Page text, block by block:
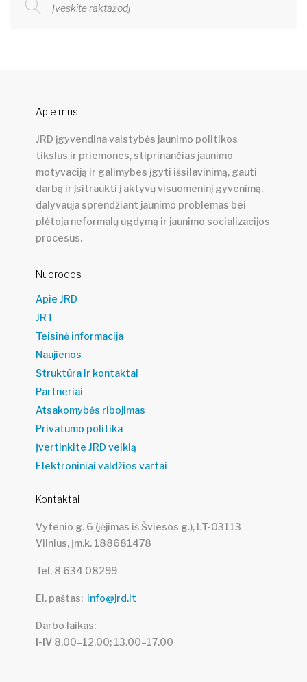
Apie mus
JRD įgyvendina valstybės jaunimo politikos
tikslus ir priemones, stiprinančias jaunimo
motyvaciją ir galimybes įgyti išsilavinimą, gauti
darbą ir įsitraukti į aktyvų visuomeninį gyvenimą,
dalyvauja sprendžiant jaunimo problemas bei
plėtoja neformalų ugdymą ir jaunimo socializacijos
procesus.
Nuorodos
Apie JRD
JRT
Teisinė informacija
Naujienos
Struktūra ir kontaktai
Partneriai
Atsakomybės ribojimas
Privatumo politika
Įvertinkite JRD veiklą
Elektroniniai valdžios vartai
Kontaktai
Vytenio g. 6 (įėjimas iš Šviesos g.), LT-03113
Vilnius, Įm.k. 188681478
Tel. 8 634 08299
El. paštas info@jrd.lt
Darbo laikas
I-IV 8.00–12.00; 13.00–17.00